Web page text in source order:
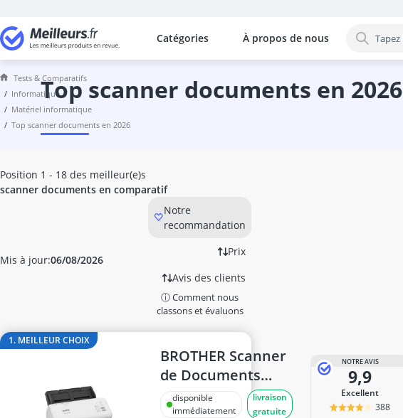
Catégories
Les comparaisons les plus populaires par catégorie
Informatique
Acer Aspire 5
adaptateur Bluetooth
Alimentation 1000W
Apple iPad
Apple MacBook
bagage à main Samsonite
barebone
Barre de son PC
batterie onduleur
BD-RE
bloc d'alimentation be quiet!
boîtier SSD M2
À propos de nous
Tests & Comparatifs
informatique
matériel informatique
top scanner documents en 2026
top scanner documents en 2026
Mis à jour:06/08/2026
Position 1 - 18 des meilleur(e)s
scanner documents en comparatif
Notre
recommandation
Prix
Avis des clients
ⓘ Comment nous
classons et évaluons
1. MEILLEUR CHOIX
BROTHER Scanner
de Documents
ADS-4300N
disponible
immédiatement
livraison
gratuite
NOTRE AVIS
9,9
Excellent
388